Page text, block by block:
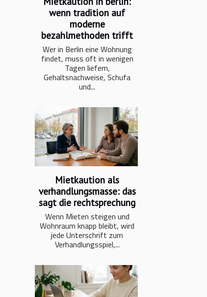
wenn tradition auf
moderne
bezahlmethoden trifft
Wer in Berlin eine Wohnung
findet, muss oft in wenigen
Tagen liefern,
Gehaltsnachweise, Schufa
und...
Mietkaution als
verhandlungsmasse: das
sagt die rechtsprechung
Wenn Mieten steigen und
Wohnraum knapp bleibt, wird
jede Unterschrift zum
Verhandlungsspiel,...